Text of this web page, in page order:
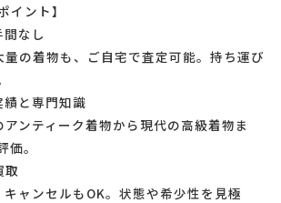
ント】
なし
着物も、ご自宅で査定可能。持ち運び
と専門知識
ティーク着物から現代の高級着物ま
。
ンセルもOK。状態や希少性を見極